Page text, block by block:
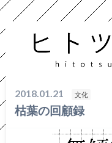
文化 枯葉の回顧録
2018.01.21 文化
枯葉の回顧録